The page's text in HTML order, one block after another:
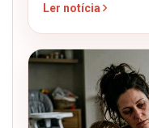
Ler notícia